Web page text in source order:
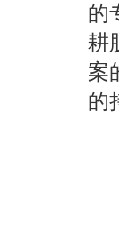
的
耕
案
的